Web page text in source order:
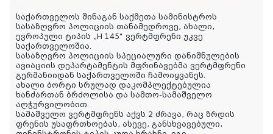
საქართველოს შინაგან საქმეთა სამინისტროს
სასაზღვრო პოლიციის თანამედროვე, ახალი,
ევროპული ტიპის „H 145“ ვერტმფრენი უკვე
საქართველოშია.
სასაზღვრო პოლიციის სპეციალური დანიშნულების
ავიაციის დეპარტამენტის მფრინავებმა ვერტმფრენი
გერმანიიდან საქართველოში ჩამოიყვანეს.
ახალი ბორტი სრულად დაკომპლექტებულია
ხანძართან ბრძოლისა და სამთო-სამაშველო
აღჭურვილობით.
სამაშველო ვერტმფრენს აქვს 2 ძრავა, რაც ზრდის
ფრენის უსაფრთხოებას, ასევე, განსხვავებული,